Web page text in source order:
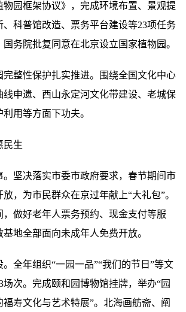
物园框架协议》，完成环境布置、景观提
科普馆改造、票务平台建设等23项任务
国务院批复同意在北京设立国家植物园。
整性保护扎实推进。围绕全国文化中心
线申遗、西山永定河文化带建设、老城保
用等方面下功夫。
民生
坚决落实市委市政府要求，春节期间市
，为市民群众在京过年献上“大礼包”。
，做好老年人票务预约、现金支付等服
地全部面向未成年人免费开放。
全年组织“一园一品”“我们的节日”等文
场次。完成颐和园博物馆挂牌，举办“园
寿文化与艺术特展”。北海画舫斋、阐